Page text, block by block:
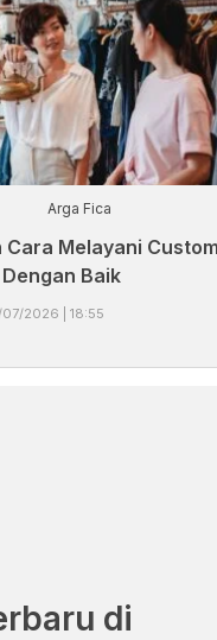
Arga Fica
Melayani
Dengan Baik
07/2026 | 18:55
di